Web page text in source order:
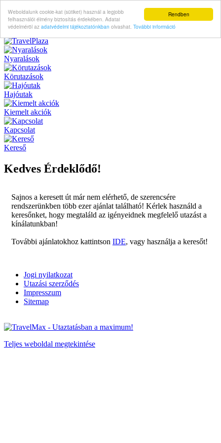
Rendben
Weboldalunk cookie-kat (sütiket) használ a legjobb
felhasználói élmény biztosítás érdekében. Adatai
védelméröl az adatvédelmi tájékoztatónkban olvashat. További információ
Nyaralások
Körutazások
Hajóutak
Kiemelt akciók
Kapcsolat
Kereső
Kedves Érdeklődő!
Sajnos a keresett út már nem elérhető, de szerencsére
rendszerünkben több ezer ajánlat található! Kérlek használd a
keresőnket, hogy megtaláld az igényeidnek megfelelő utazást a
kínálatunkban!
További ajánlatokhoz kattintson IDE, vagy használja a keresőt!
Jogi nyilatkozat
Utazási szerződés
Impresszum
Sitemap
Teljes weboldal megtekintése